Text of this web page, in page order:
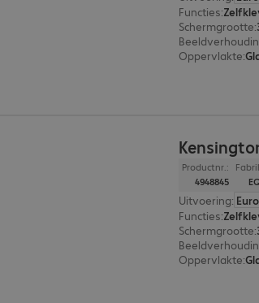
Functies:
Schermgrootte:
Oppervlakte:
Productnr.:
4948845
Uitvoering:
Functies:
Schermgrootte:
Oppervlakte: